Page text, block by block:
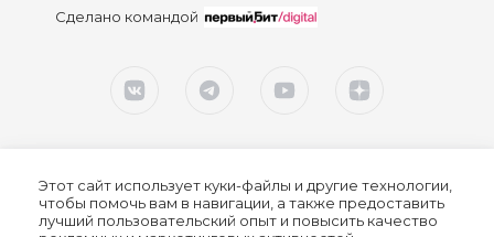
Сделано командой
Этот сайт использует куки-файлы и другие технологии,
чтобы помочь вам в навигации, а также предоставить
лучший пользовательский опыт и повысить качество